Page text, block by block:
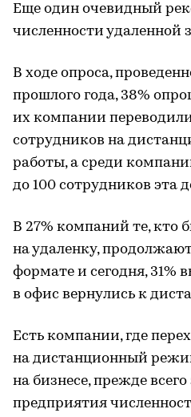
Еще один очевидный
численности удаленной
В ходе опроса,
прошлого года, 38%
их компании
сотрудников на
работы, а среди
до 100 сотрудников эта
В 27% компаний те, кто
на удаленку,
формате и сегодня, 31%
в офис вернулись к
Есть компании, где
на дистанционный
на бизнесе, прежде
предприятия